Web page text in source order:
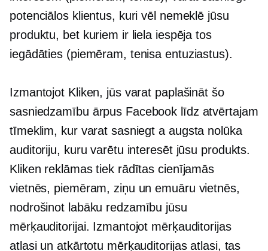
potenciālos klientus, kuri vēl nemeklē jūsu
produktu, bet kuriem ir liela iespēja tos
iegādāties (piemēram, tenisa entuziastus).
Izmantojot Kliken, jūs varat paplašināt šo
sasniedzamību ārpus Facebook līdz atvērtajam
tīmeklim, kur varat sasniegt a augsta nolūka
auditoriju, kuru varētu interesēt jūsu produkts.
Kliken reklāmas tiek rādītas cienījamās
vietnēs, piemēram, ziņu un emuāru vietnēs,
nodrošinot labāku redzamību jūsu
mērķauditorijai. Izmantojot mērķauditorijas
atlasi un atkārtotu mērķauditorijas atlasi, tas